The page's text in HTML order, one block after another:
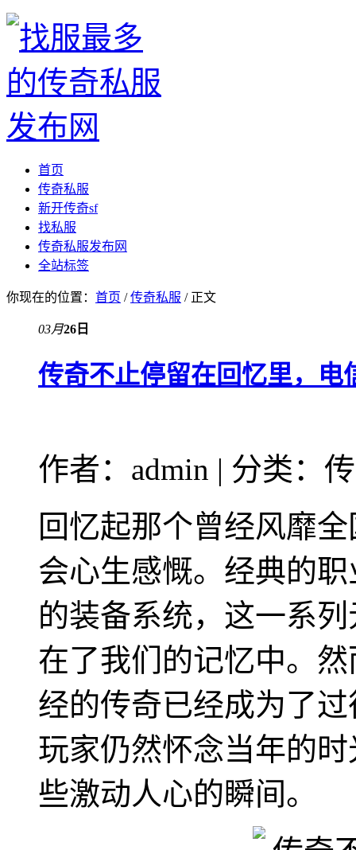
首页
传奇私服
新开传奇sf
找私服
传奇私服发布网
全站标签
你现在的位置： 首页 /传奇私服 / 正文
03月26日
传奇不止停留在回忆里，电
作者：admin | 分类：
回忆起那个曾经风靡
会心生感慨。经典的
的装备系统，这一系
在了我们的记忆中。
经的传奇已经成为了
玩家仍然怀念当年的
些激动人心的瞬间。